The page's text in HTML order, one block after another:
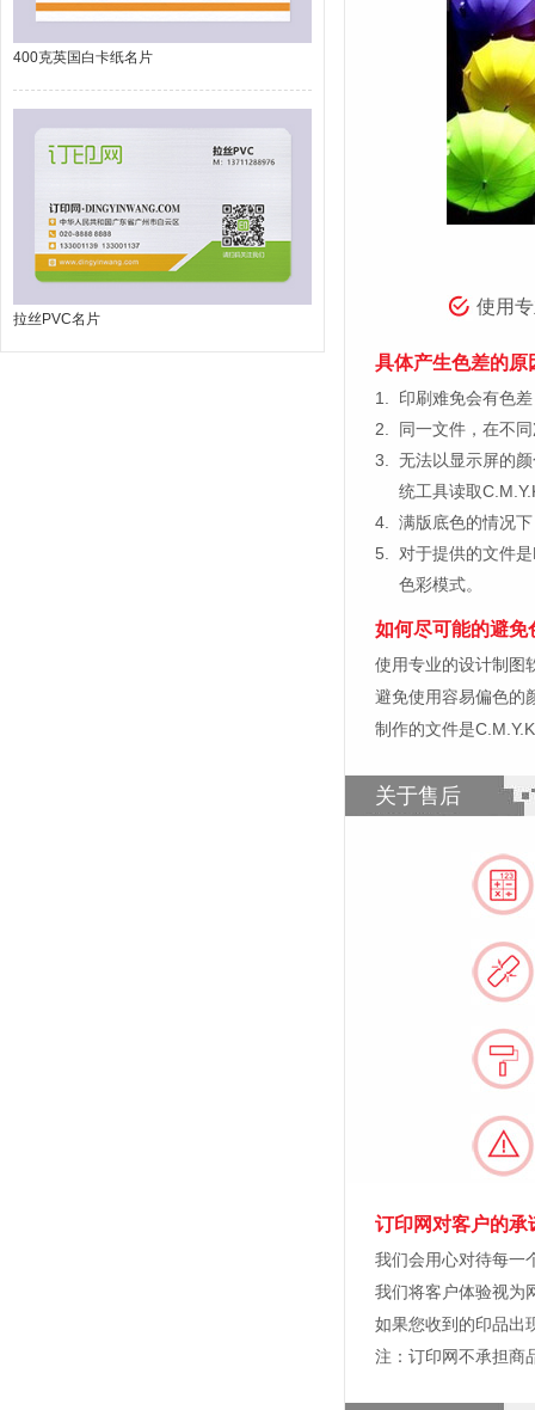
400克英国白卡纸名片
拉丝PVC名片
使用
具体产生色差的原
1.
印刷难免会有色
2.
同一文件，在不
3. 无法以显示屏的
统工具读取
4. 满版底色的情况
5. 对于提供的文件
色彩模式。
如何尽可能的避免
使用专业的设计制图
避免使用容易偏色的
制作的文件是
关于售后
订印网对客户的承
我们会用心对待每一
我们将客户体验视为
如果您收到的印品出
注：订印网不承担商